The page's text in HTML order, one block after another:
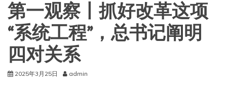
第一观察丨抓好改革这项
“系统工程”，总书记阐明
四对关系
2025年3月25日 admin